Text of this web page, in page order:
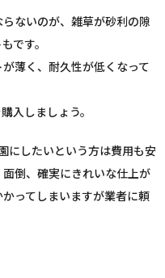
ないのが、雑草が砂利の隙
です。
薄く、耐久性が低くなって
入しましょう。
にしたいという方は費用も安
倒、確実にきれいな仕上が
ってしまいますが業者に頼